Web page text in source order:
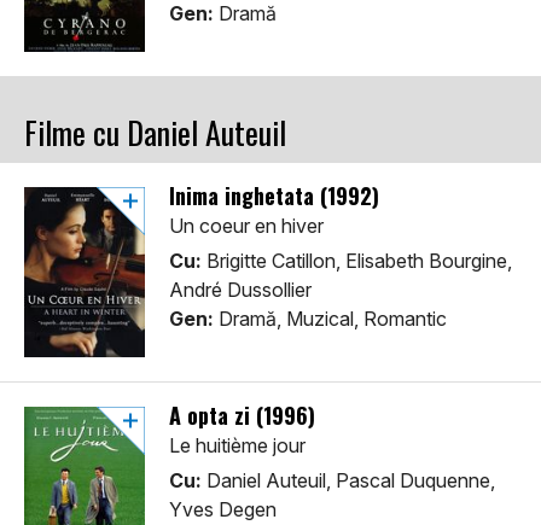
Gen: Dramă
Filme cu Daniel Auteuil
Inima inghetata (1992)
Un coeur en hiver
Cu: Brigitte Catillon, Elisabeth Bourgine,
André Dussollier
Gen: Dramă, Muzical, Romantic
A opta zi (1996)
Le huitième jour
Cu: Daniel Auteuil, Pascal Duquenne,
Yves Degen